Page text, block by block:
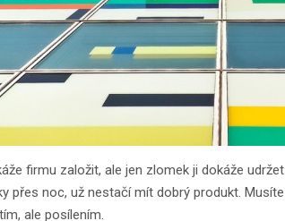
firmu založit, ale jen zlomek ji dokáže
přes noc, už nestačí mít dobrý produkt.
ale posílením.